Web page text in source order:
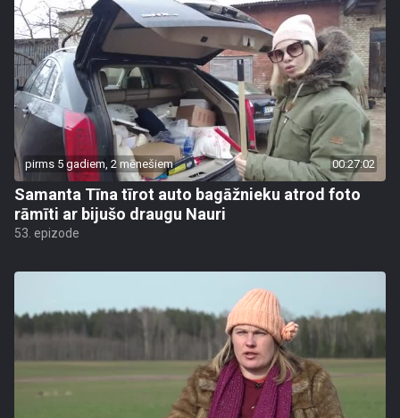
pirms 5 gadiem, 2 mēnešiem 00:27:02
Samanta Tīna tīrot auto bagāžnieku atrod foto
rāmīti ar bijušo draugu Nauri
53. epizode